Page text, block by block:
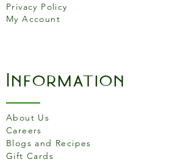
Privacy Policy
My Account
Information
About Us
Careers
Blogs and Recipes
Gift Cards